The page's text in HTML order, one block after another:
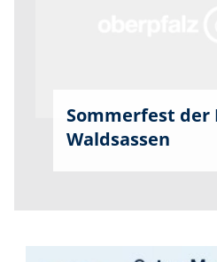
Sommerfest der
Waldsassen